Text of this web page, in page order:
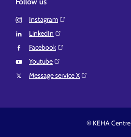
Instagram⁠
LinkedIn⁠
Facebook⁠
Youtube⁠
Message service X⁠
© KEHA Centre